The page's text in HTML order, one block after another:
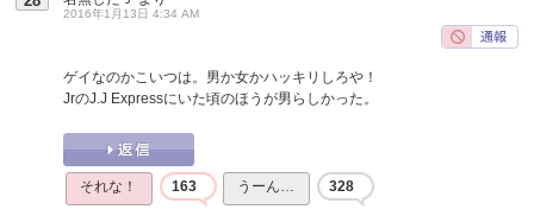
2016年1月13日 4:34 AM
ゲイなのかこいつは。男か女かハッキリしろや！
JrのJ.J Expressにいた頃のほうが男らしかった。
それな！ 163 うーん… 328